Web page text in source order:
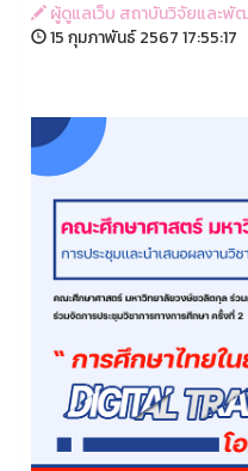
ผู้ดูแลเว็บ สถาบันวิจัยและพั
15 กุมภาพันธ์ 2567 17:55:17